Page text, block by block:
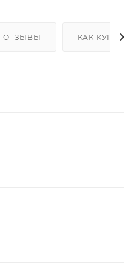
ОТЗЫВЫ КАК КУПИТЬ